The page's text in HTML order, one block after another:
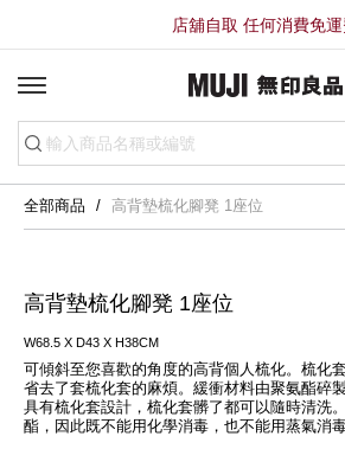
店舖自取 任何消費免
全部商品 高背墊梳化腳凳 1座位
高背墊梳化腳凳 1座位
W68.5 X D43 X H38CM
可傾斜至您喜歡的角度的高背個人梳化。梳化
省去了套梳化套的麻煩。緩衝材料由聚氨酯碎
具有梳化套設計，梳化套髒了都可以隨時清洗
酯，因此既不能用化學消毒，也不能用蒸氣消毒